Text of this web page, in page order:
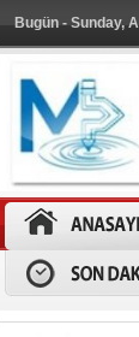
Bugün - Sunday,